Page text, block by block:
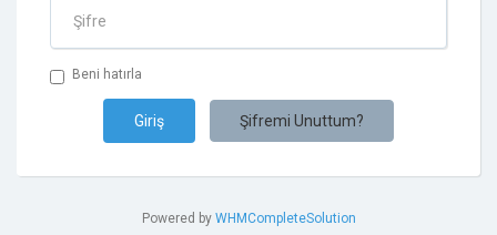
İletişim
Beni hatırla
Şifremi Unuttum?
Powered by WHMCompleteSolution